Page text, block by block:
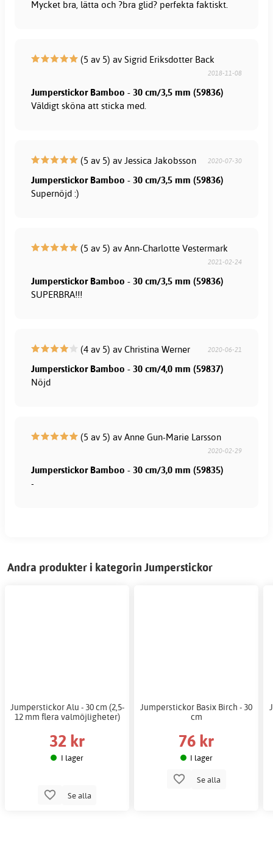
Mycket bra, lätta och ?bra glid? perfekta faktiskt.
(5 av 5) av Sigrid Eriksdotter Back
2018-11-08
Jumperstickor Bamboo - 30 cm/3,5 mm (59836)
Väldigt sköna att sticka med.
(5 av 5) av Jessica Jakobsson 2020-07-30
Jumperstickor Bamboo - 30 cm/3,5 mm (59836)
Supernöjd :)
(5 av 5) av Ann-Charlotte Vestermark
2021-02-24
Jumperstickor Bamboo - 30 cm/3,5 mm (59836)
SUPERBRA!!!
(4 av 5) av Christina Werner 2020-06-21
Jumperstickor Bamboo - 30 cm/4,0 mm (59837)
Nöjd
(5 av 5) av Anne Gun-Marie Larsson
2020-02-29
Jumperstickor Bamboo - 30 cm/3,0 mm (59835)
-
Andra produkter i kategorin Jumperstickor
Jumperstickor Alu - 30 cm (2,5-
12 mm flera valmöjligheter)
32 kr
I lager
Se alla
Jumperstickor Basix Birch - 30
cm
76 kr
I lager
Se alla